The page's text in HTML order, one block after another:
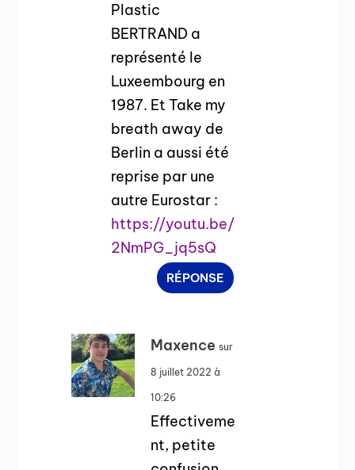
Plastic
BERTRAND a
représenté le
Luxeembourg en
1987. Et Take my
breath away de
Berlin a aussi été
reprise par une
autre Eurostar :
https://youtu.be/
2NmPG_jq5sQ
RÉPONSE
Maxence sur
8 juillet 2022 à
10:26
Effectiveme
nt, petite